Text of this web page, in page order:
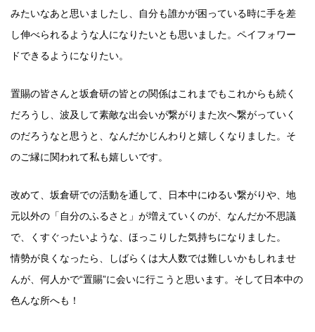
みたいなあと思いましたし、自分も誰かが困っている時に手を差
し伸べられるような人になりたいとも思いました。ペイフォワー
ドできるようになりたい。
置賜の皆さんと坂倉研の皆との関係はこれまでもこれからも続く
だろうし、波及して素敵な出会いが繋がりまた次へ繋がっていく
のだろうなと思うと、なんだかじんわりと嬉しくなりました。そ
のご縁に関われて私も嬉しいです。
改めて、坂倉研での活動を通して、日本中にゆるい繋がりや、地
元以外の「自分のふるさと」が増えていくのが、なんだか不思議
で、くすぐったいような、ほっこりした気持ちになりました。
情勢が良くなったら、しばらくは大人数では難しいかもしれませ
んが、何人かで“置賜”に会いに行こうと思います。そして日本中の
色んな所へも！